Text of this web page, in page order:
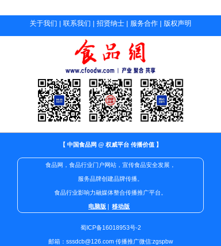
关于我们 | 联系我们 | 招贤纳士 | 服务合作 | 版权声明
【 中国食品网 @ 权威平台 传播价值 】
食品网，食品行业门户网站，宣传食品安全发展，
服务品牌创建品牌传播。
食品行业影响力融媒体整合传播推广平台。
电脑版 | 移动版
蜀ICP备16018953号-2
邮箱：sssdcb@126.com 传播推广微信:zgspbw